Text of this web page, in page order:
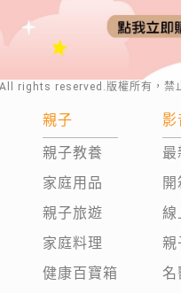
rights reserved.版權所有，禁
親子
親子教養
家庭用品
親子旅遊
家庭料理
健康百寶箱
影
最
線
親
名